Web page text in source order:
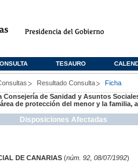
TESAURO
Resultado Consulta
Ficha
Consejería de Sanidad y Asuntos
de protección del menor y la familia,
Disposiciones Afectadas
DE CANARIAS(núm. 92, 08/07/1992)